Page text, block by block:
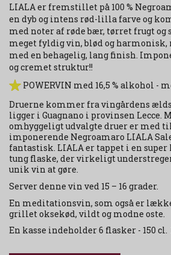
LIALA er fremstillet på 100 %
en dyb og intens rød-lilla farve og
med noter af røde bær, tørret frugt og
meget fyldig vin, blød og harmonisk,
med en behagelig, lang finish.
og cremet struktur!!
POWERVIN med 16,5 % alkohol -
Druerne kommer fra vingårdens
ligger i Guagnano i provinsen Lecce.
omhyggeligt udvalgte druer er med
imponerende Negroamaro LIALA
fantastisk. LIALA er tappet i en
tung flaske, der virkeligt
unik vin at gøre.
Server denne vin ved 15 – 16 grader.
En meditationsvin, som også er
grillet oksekød, vildt og modne oste.
En kasse indeholder 6 flasker - 150 cl.